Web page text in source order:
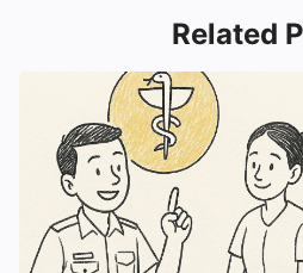
Related